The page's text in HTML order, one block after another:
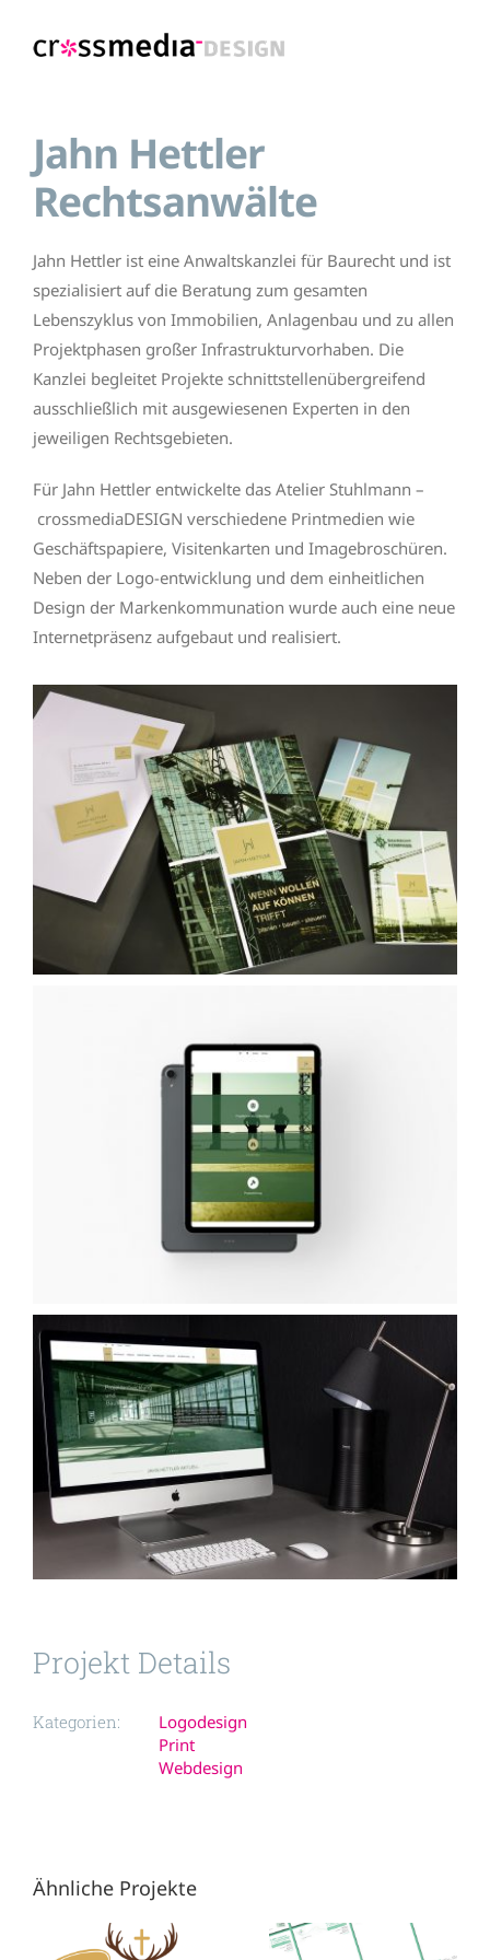
Inhalt
Jahn Hettler
Rechtsanwälte
Jahn Hettler ist eine Anwaltskanzlei für Baurecht und ist
spezialisiert auf die Beratung zum gesamten
Lebenszyklus von Immobilien, Anlagenbau und zu allen
Projektphasen großer Infrastrukturvorhaben. Die
Kanzlei begleitet Projekte schnittstellenübergreifend
ausschließlich mit ausgewiesenen Experten in den
jeweiligen Rechtsgebieten.
Für Jahn Hettler entwickelte das Atelier Stuhlmann –
crossmediaDESIGN verschiedene Printmedien wie
Geschäftspapiere, Visitenkarten und Imagebroschüren.
Neben der Logo-entwicklung und dem einheitlichen
Design der Markenkommunation wurde auch eine neue
Internetpräsenz aufgebaut und realisiert.
Projekt Details
Kategorien:
Logodesign
Print
Webdesign
Ähnliche Projekte